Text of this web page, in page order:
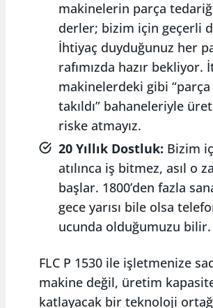
makinelerin parça
derler; bizim için geçerli
İhtiyaç duyduğunuz her
rafımızda hazır bekliyor.
makinelerdeki gibi
takıldı” bahaneleriyle
riske atmayız.
20 Yıllık Dostluk: Bizim
atılınca iş bitmez, asıl o
başlar. 1800’den fazla
gece yarısı bile olsa
ucunda olduğumuzu bilir.
FLC P 1530 ile işletmenize
makine değil, üretim
katlayacak bir teknoloji